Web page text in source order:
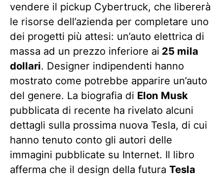
vendere il pickup Cybertruck, che libererà
le risorse dell’azienda per completare uno
dei progetti più attesi: un’auto elettrica di
massa ad un prezzo inferiore ai 25 mila
dollari. Designer indipendenti hanno
mostrato come potrebbe apparire un’auto
del genere. La biografia di Elon Musk
pubblicata di recente ha rivelato alcuni
dettagli sulla prossima nuova Tesla, di cui
hanno tenuto conto gli autori delle
immagini pubblicate su Internet. Il libro
afferma che il design della futura Tesla